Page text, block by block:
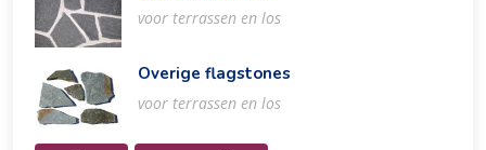
voor terrassen en los
Overige flagstones
voor terrassen en los